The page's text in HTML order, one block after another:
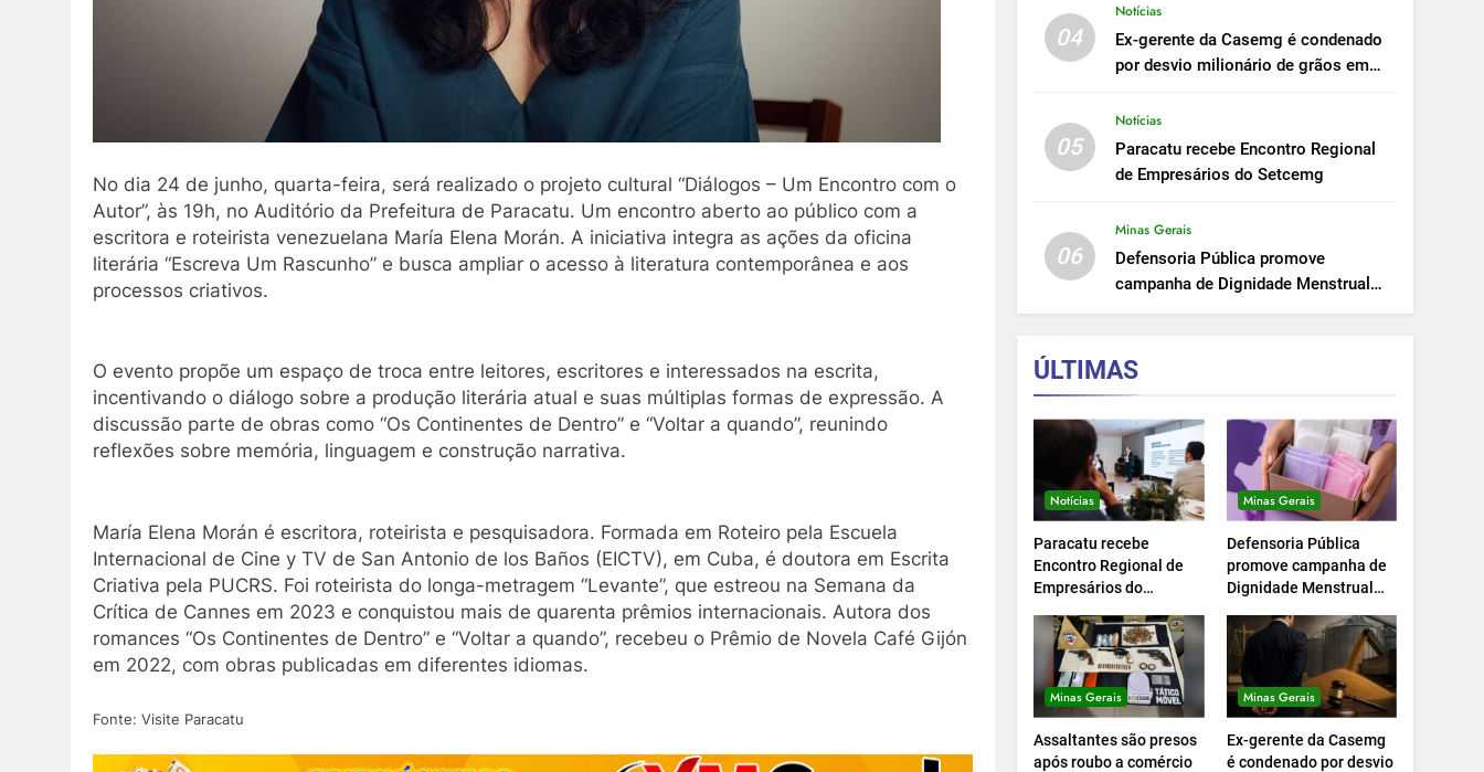
No dia 24 de junho, quarta-feira, será realizado o projeto cultural “Diálogos – Um Encontro com o
Autor”, às 19h, no Auditório da Prefeitura de Paracatu. Um encontro aberto ao público com a
escritora e roteirista venezuelana María Elena Morán. A iniciativa integra as ações da oficina
literária “Escreva Um Rascunho” e busca ampliar o acesso à literatura contemporânea e aos
processos criativos.
O evento propõe um espaço de troca entre leitores, escritores e interessados na escrita,
incentivando o diálogo sobre a produção literária atual e suas múltiplas formas de expressão. A
discussão parte de obras como “Os Continentes de Dentro” e “Voltar a quando”, reunindo
reflexões sobre memória, linguagem e construção narrativa.
María Elena Morán é escritora, roteirista e pesquisadora. Formada em Roteiro pela Escuela
Internacional de Cine y TV de San Antonio de los Baños (EICTV), em Cuba, é doutora em Escrita
Criativa pela PUCRS. Foi roteirista do longa-metragem “Levante”, que estreou na Semana da
Crítica de Cannes em 2023 e conquistou mais de quarenta prêmios internacionais. Autora dos
romances “Os Continentes de Dentro” e “Voltar a quando”, recebeu o Prêmio de Novela Café Gijón
em 2022, com obras publicadas em diferentes idiomas.
Fonte: Visite Paracatu
04
Notícias
Ex-gerente da Casemg é condenado
por desvio milionário de grãos em
05
Notícias
Paracatu recebe Encontro Regional
de Empresários do Setcemg
06
Minas Gerais
Defensoria Pública promove
campanha de Dignidade Menstrual
em Minas.
ÚLTIMAS
Notícias
Paracatu recebe
Encontro Regional de
Empresários do
Minas Gerais
Defensoria Pública
promove campanha de
Dignidade Menstrual
Minas Gerais
Assaltantes são presos
após roubo a comércio
Minas Gerais
Ex-gerente da Casemg
é condenado por desvio